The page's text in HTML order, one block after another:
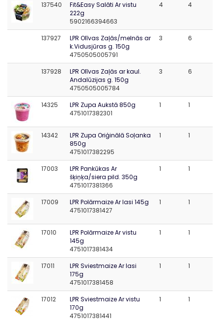
137540
Fit&Easy Salāti Ar vistu
222g
5902166394663
4 4
137927
LPR Olīvas Zaļās/melnās ar
k.Vidusjūras g. 150g
4750505005791
3 6
137928
LPR Olīvas Zaļās ar kaul.
Andalūzijas g. 150g
4750505005784
3 6
14325
LPR Zupa Aukstā 850g
4751017382301
1 1
14342
LPR Zupa Oriģinālā Soļanka
850g
4751017382295
1 1
17003
LPR Pankūkas Ar
šķiņķa/siera pild. 350g
4751017381366
1 1
17009
LPR Polārmaize Ar lasi 145g
4751017381427
1 1
17010
LPR Polārmaize Ar vistu
145g
4751017381434
1 1
17011
LPR Sviestmaize Ar lasi
175g
4751017381458
1 1
17012
LPR Sviestmaize Ar vistu
170g
4751017381441
1 1